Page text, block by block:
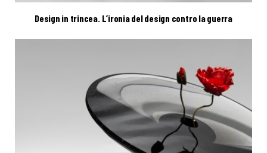
Design in trincea. L’ironia del design contro la guerra